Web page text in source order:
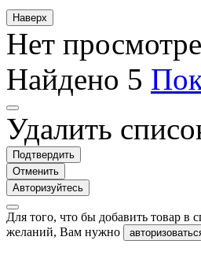
Наверх
Нет
Найдено 5
Удалить
Подтвердить
Отменить
Авторизуйтесь
Для того, что бы добавить товар в
желаний, Вам нужно